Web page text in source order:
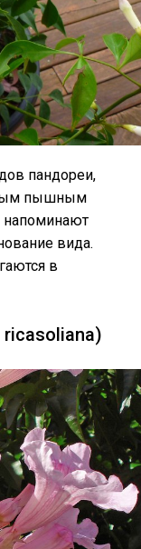
пандореи,
пышным
напоминают
вида.
в
ricasoliana)